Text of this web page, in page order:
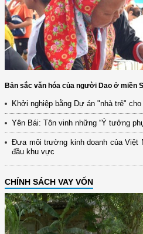
Bản sắc văn hóa của người Dao ở miền
Khởi nghiệp bằng Dự án "nhà trẻ"
Yên Bái: Tôn vinh những “Ý tưởng
Đưa môi trường kinh doanh của Việt
đầu khu vực
CHÍNH SÁCH VAY VỐN